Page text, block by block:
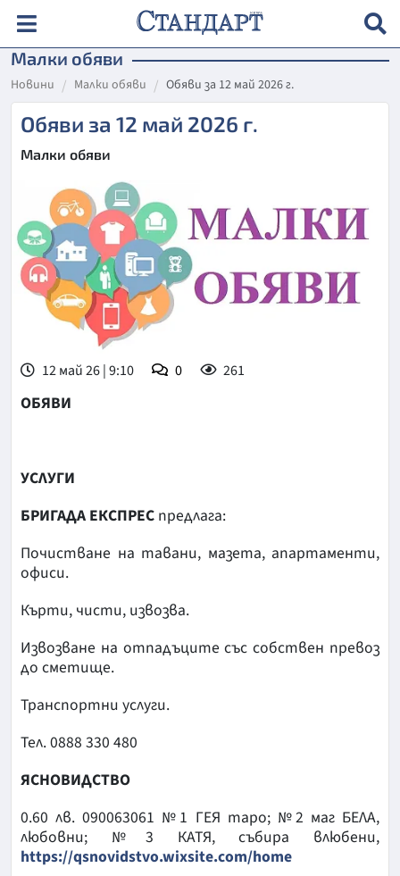
Малки обяви
Новини Малки обяви Обяви за 12 май 2026 г.
Обяви за 12 май 2026 г.
Малки обяви
12 май 26 | 9:10 0 261
OБЯВИ
УСЛУГИ
БРИГАДА ЕКСПРЕС предлага:
Почистване на тавани, мазета, апартаменти,
офиси.
Кърти, чисти, извозва.
Извозване на отпадъците със собствен превоз
до сметище.
Транспортни услуги.
Тел. 0888 330 480
ЯСНОВИДСТВО
0.60 лв. 090063061 №1 ГЕЯ таро; №2 маг БЕЛА,
любовни; №3 КАТЯ, събира влюбени,
https://qsnovidstvo.wixsite.com/home